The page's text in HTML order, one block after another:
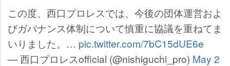
この度、西口プロレスでは、今後の団体運営およ
びガバナンス体制について慎重に協議を重ねてま
いりました。… pic.twitter.com/7bC15dUE6e
— 西口プロレスofficial (@nishiguchi_pro) May 2